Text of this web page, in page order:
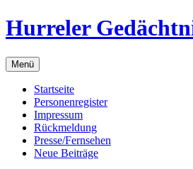
Zum
Inhalt
Hurreler
Menü
Startseite
Personenregister
Impressum
Rückmeldung
Presse/Fernsehen
Neue Beiträge